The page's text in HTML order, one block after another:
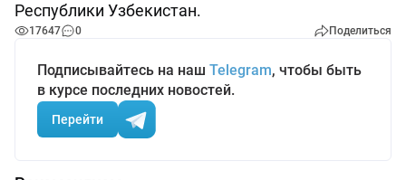
Республики Узбекистан.
17647 0 Поделиться
Подписывайтесь на наш Telegram, чтобы быть
в курсе последних новостей.
Перейти